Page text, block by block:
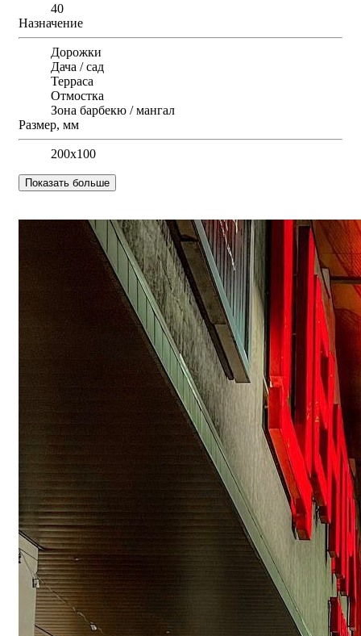
40
Назначение
Дорожки
Дача / сад
Терраса
Отмостка
Зона барбекю / мангал
Размер, мм
200х100
Показать больше